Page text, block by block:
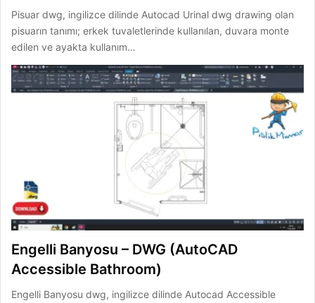
Pisuar dwg, ingilizce dilinde Autocad Urinal dwg drawing olan
pisuarın tanımı; erkek tuvaletlerinde kullanılan, duvara monte
edilen ve ayakta kullanım…
Engelli Banyosu – DWG (AutoCAD
Accessible Bathroom)
Engelli Banyosu dwg, ingilizce dilinde Autocad Accessible